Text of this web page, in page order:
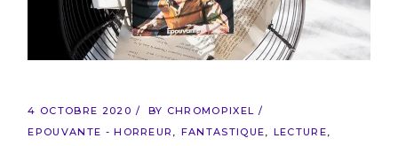
4 OCTOBRE 2020 BY CHROMOPIXEL
EPOUVANTE - HORREUR
FANTASTIQUE
LECTURE